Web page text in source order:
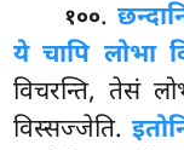
१००.
ये चापि लोभा
विचरन्ति, तेसं
विस्सज्जेति.